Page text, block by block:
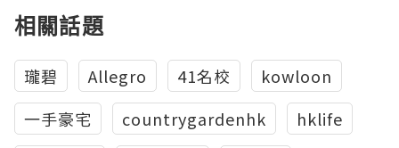
相關話題
瓏碧 Allegro 41名校
kowloon
一手豪宅
countrygardenhk
hklife